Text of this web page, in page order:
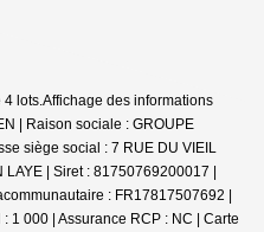
lots.Affichage des informations
| Raison sociale : GROUPE
siège social : 7 RUE DU VIEIL
LAYE | Siret : 81750769200017 |
: FR17817507692 |
1 000 | Assurance RCP : NC | Carte